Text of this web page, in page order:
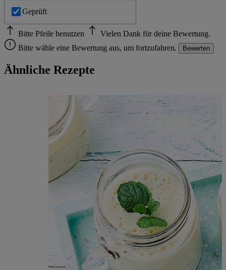
Geprüft
Bitte Pfeile benutzen
Vielen Dank für deine Bewertung.
Bitte wähle eine Bewertung aus, um fortzufahren.
Bewerten
Ähnliche Rezepte